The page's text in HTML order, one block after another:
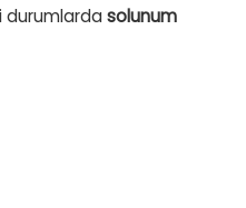
durumlarda solunum